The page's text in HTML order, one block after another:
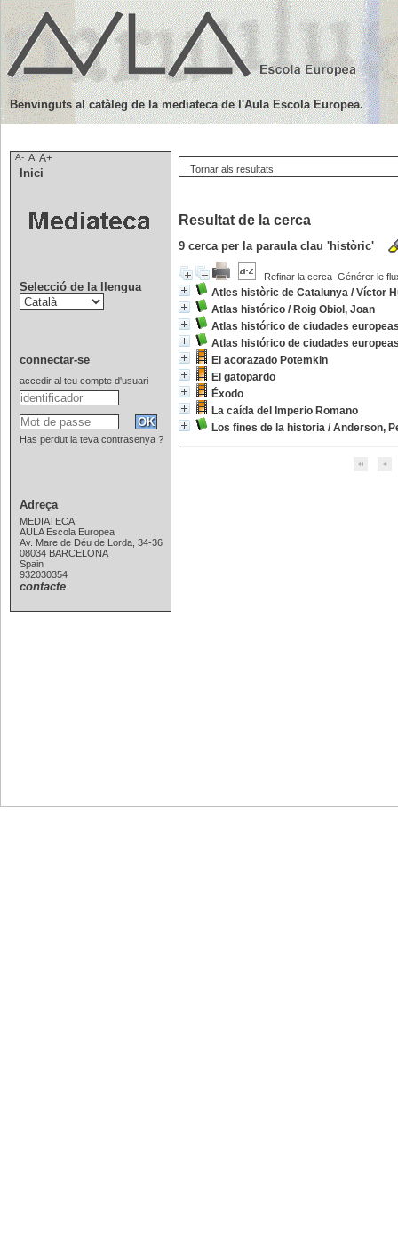
Tornar als resultats
Resultat de la cerca
9 cerca per la paraula clau 'històric'
Refinar la cerca Générer le
Atles històric de Catalunya /Víctor
Atlas histórico / Roig Obiol, Joan
Atlas histórico de ciudades
Atlas histórico de ciudades
El acorazado Potemkin
El gatopardo
Éxodo
La caída del Imperio Romano
Los fines de la historia /Anderson,
Benvinguts al catàleg de la mediateca de l'Aula Escola Europea.
A- A A+
Inici
Selecció de la llengua
connectar-se
accedir al teu compte d'usuari
Has perdut la teva contrasenya ?
Adreça
MEDIATECA
AULA Escola Europea
Av. Mare de Déu de Lorda, 34-36
08034 BARCELONA
Spain
932030354
contacte